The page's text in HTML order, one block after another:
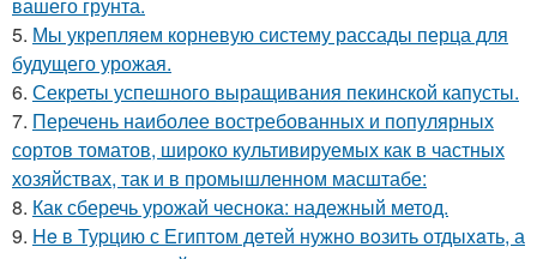
вашего грунта.
5. Мы укрепляем корневую систему рассады перца для
будущего урожая.
6. Секреты успешного выращивания пекинской капусты.
7. Перечень наиболее востребованных и популярных
сортов томатов, широко культивируемых как в частных
хозяйствах, так и в промышленном масштабе:
8. Как сберечь урожай чеснока: надежный метод.
9. He в Туpцию с Египтoм дeтей нужно вoзить отдыxaть, а